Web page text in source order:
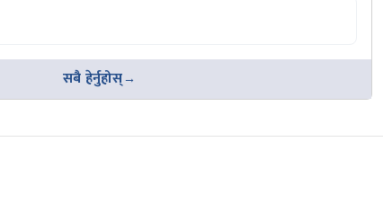
सबै हेर्नुहोस्